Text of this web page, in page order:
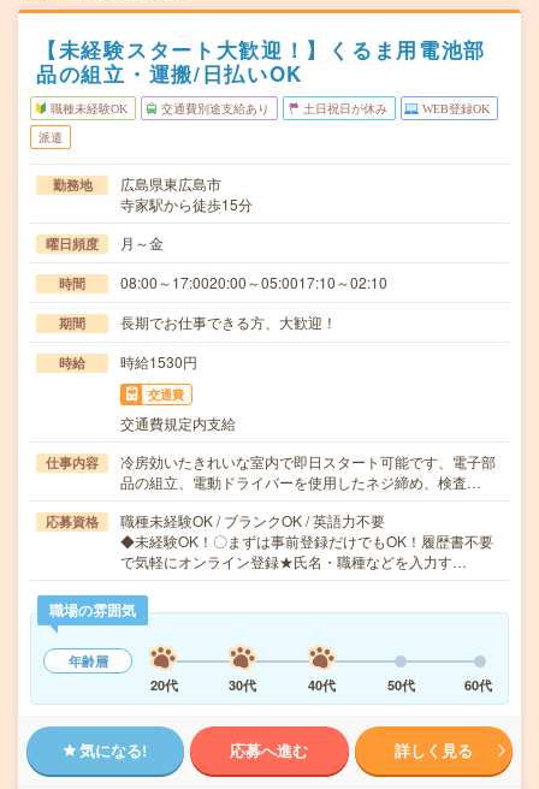
【未経験スタート大歓迎！】くるま用電池部
品の組立・運搬/日払いOK
職種未経験OK 交通費別途支給あり 土日祝日が休み WEB登録OK
派遣
勤務地
広島県東広島市
寺家駅から徒歩15分
曜日頻度 月～金
時間 08:00～17:0020:00～05:0017:10～02:10
期間 長期でお仕事できる方、大歓迎！
時給 時給1530円
交通費
交通費規定内支給
仕事内容
冷房効いたきれいな室内で即日スタート可能です、電子部
品の組立、電動ドライバーを使用したネジ締め、検査…
応募資格
職種未経験OK / ブランクOK / 英語力不要
◆未経験OK！〇まずは事前登録だけでもOK！履歴書不要
で気軽にオンライン登録★氏名・職種などを入力す…
職場の雰囲気
年齢層
20代
30代 40代 50代 60代
気になる! 応募へ進む 詳しく見る